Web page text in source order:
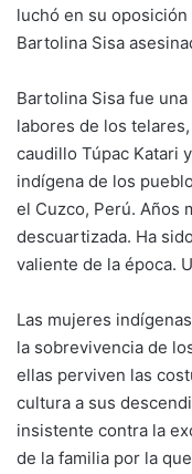
luchó en su
Bartolina Sisa
Bartolina Sisa fue
labores de los
caudillo Túpac Katari
indígena de los
el Cuzco, Perú. Años
descuartizada. Ha
valiente de la época.
Las mujeres
la sobrevivencia de
ellas perviven las
cultura a sus
insistente contra la
de la familia por la